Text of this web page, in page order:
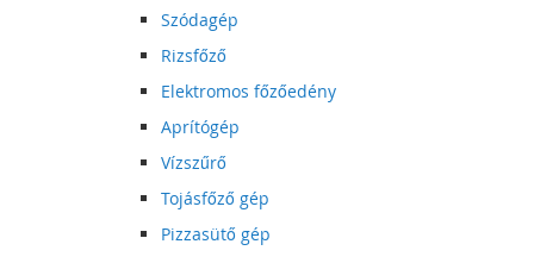
Szódagép
Rizsfőző
Elektromos főzőedény
Aprítógép
Vízszűrő
Tojásfőző gép
Pizzasütő gép